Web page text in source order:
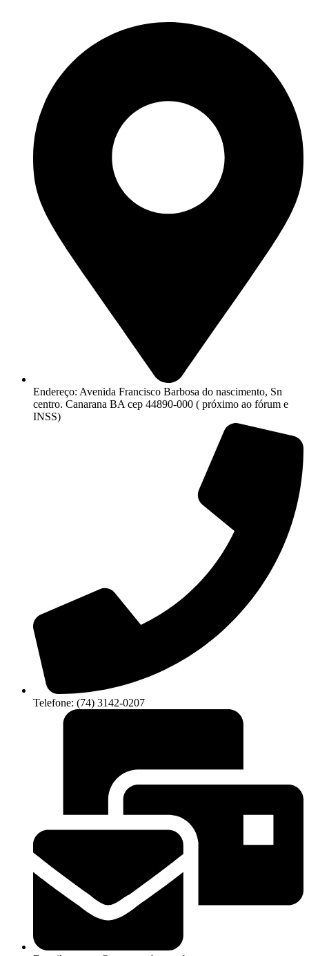
Endereço: Avenida Francisco Barbosa do nascimento, Sn
centro. Canarana BA cep 44890-000 ( próximo ao fórum e
INSS)
Telefone: (74) 3142-0207